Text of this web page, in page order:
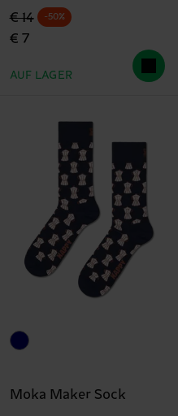
Originalpreis
€ 14
Reduzierter Preis
€ 7
-50%
AUF LAGER
Moka Maker Sock